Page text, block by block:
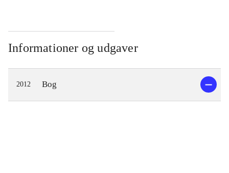
Informationer og udgaver
2012 Bog